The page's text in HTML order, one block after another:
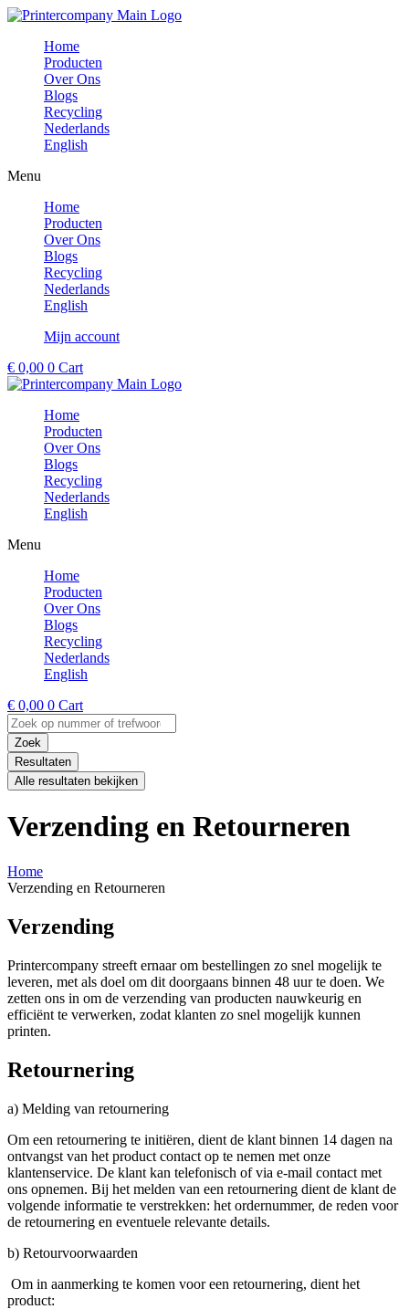
Ga
inhoud
Home
Producten
Over Ons
Blogs
Recycling
Nederlands
English
Menu
Home
Producten
Over Ons
Blogs
Recycling
Nederlands
English
Mijn account
€ 0,00 0 Cart
Home
Producten
Over Ons
Blogs
Recycling
Nederlands
English
Menu
Home
Producten
Over Ons
Blogs
Recycling
Nederlands
English
€ 0,00 0 Cart
Search
...Zoek
Resultaten
Alle resultaten bekijken
Verzending en Retourneren
Home
Verzending en Retourneren
Verzending
Printercompany streeft ernaar om bestellingen zo snel mogelijk te
leveren, met als doel om dit doorgaans binnen 48 uur te doen. We
zetten ons in om de verzending van producten nauwkeurig en
efficiënt te verwerken, zodat klanten zo snel mogelijk kunnen
printen.
Retournering
a) Melding van retournering
Om een retournering te initiëren, dient de klant binnen 14 dagen na
ontvangst van het product contact op te nemen met onze
klantenservice. De klant kan telefonisch of via e-mail contact met
ons opnemen. Bij het melden van een retournering dient de klant de
volgende informatie te verstrekken: het ordernummer, de reden voor
de retournering en eventuele relevante details.
b) Retourvoorwaarden
Om in aanmerking te komen voor een retournering, dient het
product: